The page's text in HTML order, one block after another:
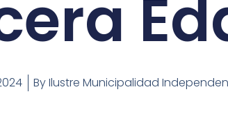
ByIlustre Municipalidad